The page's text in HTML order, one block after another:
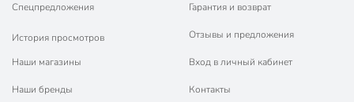
Спецпредложения
История просмотров
Наши магазины
Наши бренды
Гарантия и возврат
Отзывы и предложения
Вход в личный кабинет
Контакты